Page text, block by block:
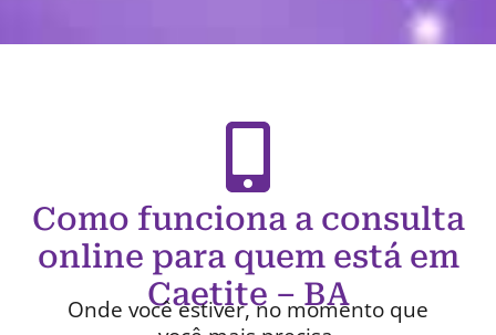
Como funciona a consulta
online para quem está em
Caetite – BA
Onde você estiver, no momento que